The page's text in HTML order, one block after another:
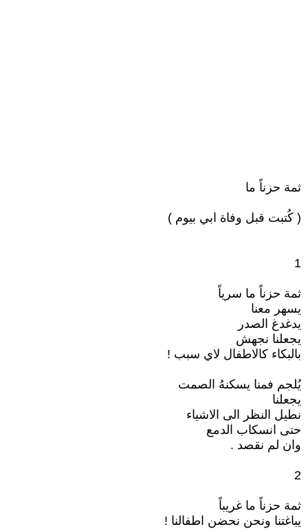
ثمة حزناً ما
( كُتبت قبل وفاة ابي بيوم )
1
ثمة حزناً ما سرياً
يسهر معنا
يدغدغ الصدر
يجعلنا نجهش
بالبكاء كالاطفال لاي سبب !
يُلجم فمنا يسكنهُ الصمت
يجعلنا
نطيل النظر الى الاشياء
حتى انسكاب الدمع
وان لم نقصد .
2
ثمة حزناً ما غريباً
يباغتنا ونحن نحضن اطفالنا !